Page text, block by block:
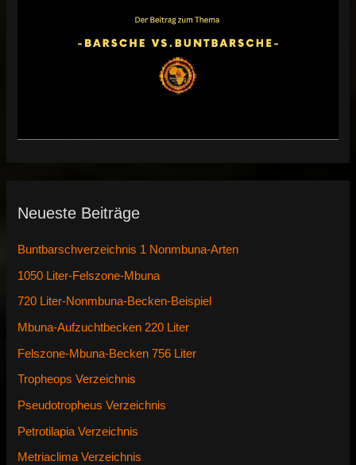
Neueste Beiträge
Buntbarschverzeichnis 1 Nonmbuna-Arten
1050 Liter-Felszone-Mbuna
720 Liter-Nonmbuna-Becken-Beispiel
Mbuna-Aufzuchtbecken 220 Liter
Felszone-Mbuna-Becken 756 Liter
Tropheops Verzeichnis
Pseudotropheus Verzeichnis
Petrotilapia Verzeichnis
Metriaclima Verzeichnis